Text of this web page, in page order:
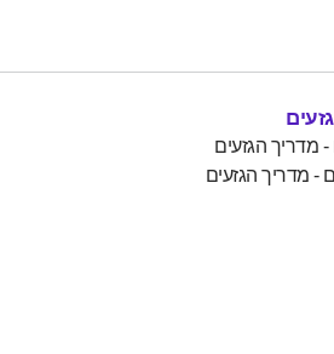
מדריך הגזעים
- מדריך הגזעים